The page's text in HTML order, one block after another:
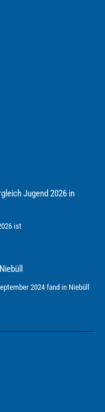
Jugend 2026 in
ist
2024 fand in Niebüll